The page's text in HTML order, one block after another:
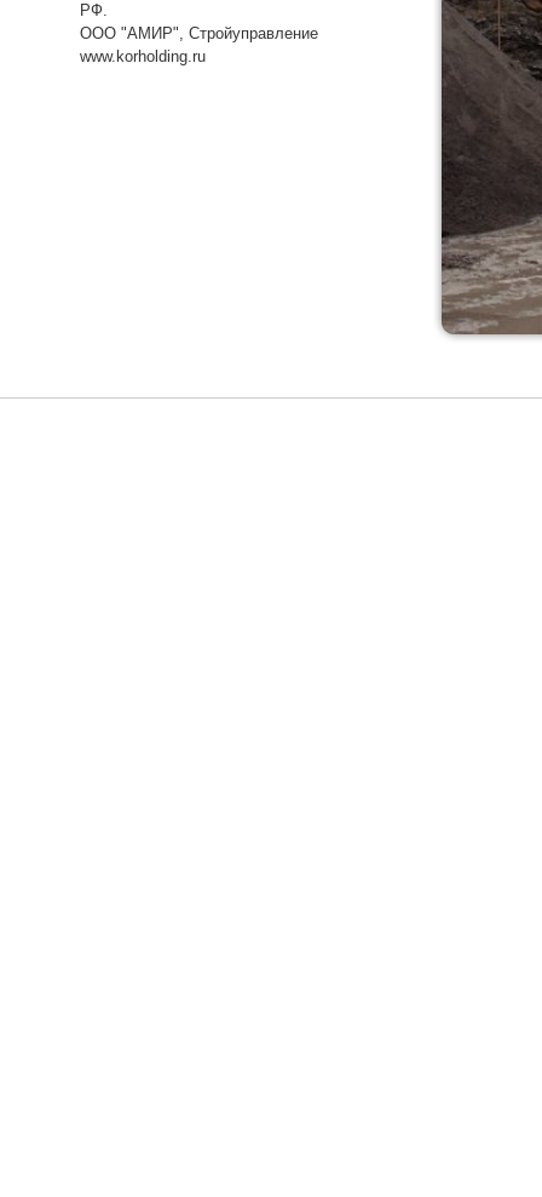
РФ.
ООО "АМИР", Стройуправление
www.korholding.ru